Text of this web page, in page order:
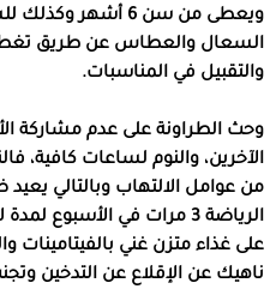
ويعطى من سن 6 أشهر
السعال والعطاس عن طريق
والتقبيل في المناسبات.
وحث الطراونة على عدم مشاركة
الآخرين، والنوم لساعات كافية،
من عوامل الالتهاب وبالتالي
على غذاء متزن غني بالفيتامينات
ناهيك عن الإقلاع عن التدخين